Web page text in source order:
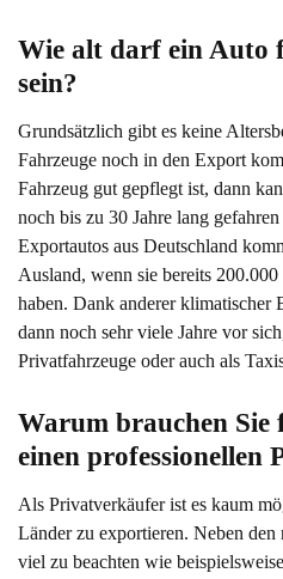
Wie alt darf ein Auto
sein?
Grundsätzlich gibt es keine
Fahrzeuge noch in den Export
Fahrzeug gut gepflegt ist, dann
noch bis zu 30 Jahre lang
Exportautos aus Deutschland
Ausland, wenn sie bereits
haben. Dank anderer klimatischer
dann noch sehr viele Jahre vor
Privatfahrzeuge oder auch als
Warum brauchen
einen professionellen
Als Privatverkäufer ist es kaum
Länder zu exportieren. Neben
viel zu beachten wie